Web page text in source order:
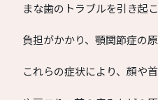
まな歯のトラブルを引き起
負担がかかり、顎関節症の
これらの症状により、顔や